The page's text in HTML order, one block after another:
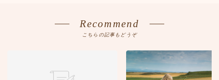
Recommend
こちらの記事もどうぞ